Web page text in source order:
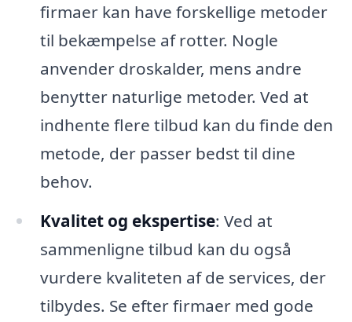
firmaer kan have forskellige metoder
til bekæmpelse af rotter. Nogle
anvender droskalder, mens andre
benytter naturlige metoder. Ved at
indhente flere tilbud kan du finde den
metode, der passer bedst til dine
behov.
Kvalitet og ekspertise: Ved at
sammenligne tilbud kan du også
vurdere kvaliteten af de services, der
tilbydes. Se efter firmaer med gode